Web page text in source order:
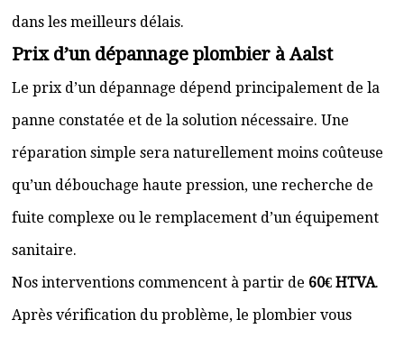
dans les meilleurs délais.
Prix d’un dépannage plombier à Aalst
Le prix d’un dépannage dépend principalement de la
panne constatée et de la solution nécessaire. Une
réparation simple sera naturellement moins coûteuse
qu’un débouchage haute pression, une recherche de
fuite complexe ou le remplacement d’un équipement
sanitaire.
Nos interventions commencent à partir de 60€ HTVA.
Après vérification du problème, le plombier vous